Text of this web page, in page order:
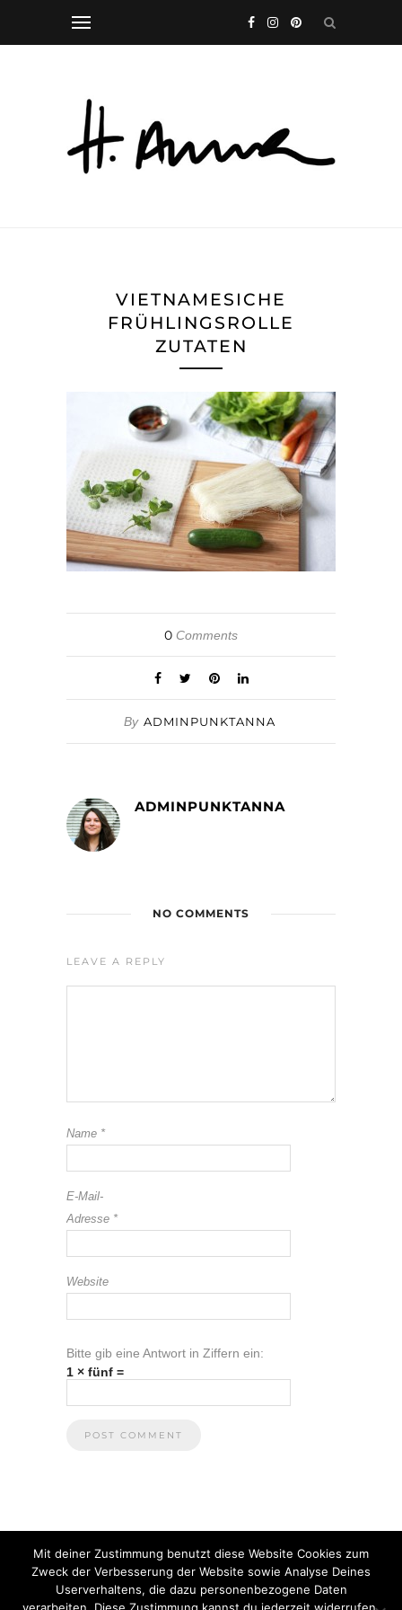
VIETNAMESICHE
FRÜHLINGSROLLE
ZUTATEN
0 Comments
By ADMINPUNKTANNA
ADMINPUNKTANNA
NO COMMENTS
LEAVE A REPLY
Name *
E-Mail-
Adresse *
Website
Bitte gib eine Antwort in Ziffern ein:
1 × fünf =
Mit deiner Zustimmung benutzt diese Website Cookies zum
Zweck der Verbesserung der Website sowie Analyse Deines
Userverhaltens, die dazu personenbezogene Daten